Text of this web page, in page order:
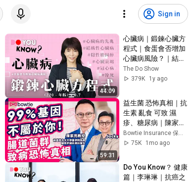
Sign in
44:09
心臟病｜鍛鍊心臟方
程式｜食蛋會否增加
心臟病風險？｜結構
性心臟病｜冠心病｜
心臟衰竭｜
篇｜#4K
The Do Show
379K
1y ago
59:31
益生菌 恐怖真相｜抗
生素 亂食 可致 濕
疹、糖尿病｜陳家亮
教授 揭 阿士匹靈 防
中風 無效 或因 腸道
發現 大腸癌的先兆｜
#Bowtie
Bowtie Insurance 保泰人壽
75K
1mo ago
Do You Know？ 健康
篇｜李琳琳｜抗癌之